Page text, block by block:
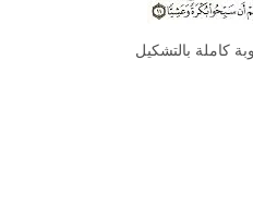
كاملة بالتشكيل